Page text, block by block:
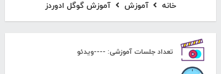
خانه آموزش آموزش گوگل ادوردز
تعداد جلسات آموزشی: ----ویدئو